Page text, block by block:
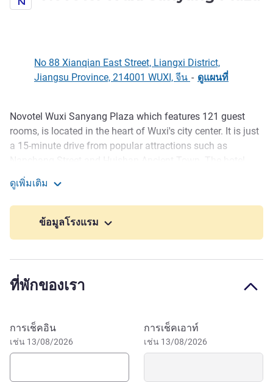
No 88 Xianqian East Street, Liangxi District,
Jiangsu Province, 214001 WUXI, จีน - ดูแผนที่
รายละเอียด
Novotel Wuxi Sanyang Plaza which features 121 guest
rooms, is located in the heart of Wuxi's city center. It is just
a 15-minute drive from popular attractions such as
offers a buffet breakfast restauran t, a multifunctional
meeting room, a 24-hour fitness center, and a self-service
laundry facility, providing an exceptional stay experience
for both business travelers and those on vacation.
has easy access to attractions and business areas, stylish
rooms, modern facilities, and attentive service for both
business and leisure guests.
ดูเพิ่มเติม
ข้อมูลโรงแรม
ที่พักของเรา
จองโรงแรมนี้
การเช็คอิน
เช่น 13/08/2026
การเช็คเอาท์
เช่น 13/08/2026